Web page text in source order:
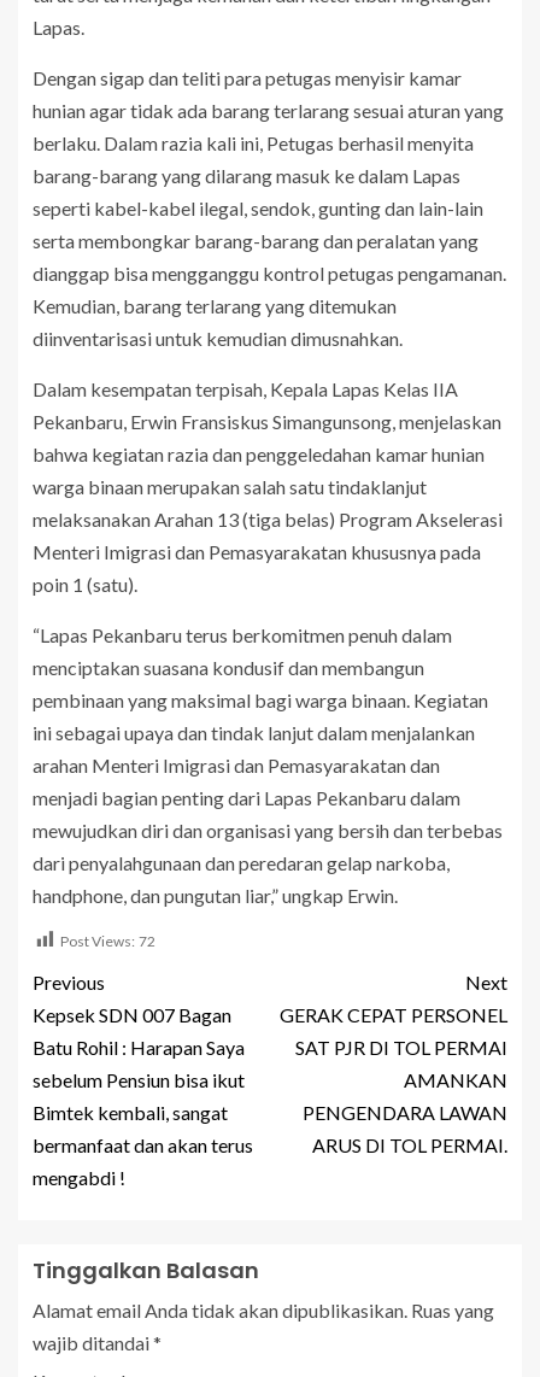
Lapas.
Dengan sigap dan teliti para petugas menyisir kamar
hunian agar tidak ada barang terlarang sesuai aturan yang
berlaku. Dalam razia kali ini, Petugas berhasil menyita
barang-barang yang dilarang masuk ke dalam Lapas
seperti kabel-kabel ilegal, sendok, gunting dan lain-lain
serta membongkar barang-barang dan peralatan yang
dianggap bisa mengganggu kontrol petugas pengamanan.
Kemudian, barang terlarang yang ditemukan
diinventarisasi untuk kemudian dimusnahkan.
Dalam kesempatan terpisah, Kepala Lapas Kelas IIA
Pekanbaru, Erwin Fransiskus Simangunsong, menjelaskan
bahwa kegiatan razia dan penggeledahan kamar hunian
warga binaan merupakan salah satu tindaklanjut
melaksanakan Arahan 13 (tiga belas) Program Akselerasi
Menteri Imigrasi dan Pemasyarakatan khususnya pada
poin 1 (satu).
“Lapas Pekanbaru terus berkomitmen penuh dalam
menciptakan suasana kondusif dan membangun
pembinaan yang maksimal bagi warga binaan. Kegiatan
ini sebagai upaya dan tindak lanjut dalam menjalankan
arahan Menteri Imigrasi dan Pemasyarakatan dan
menjadi bagian penting dari Lapas Pekanbaru dalam
mewujudkan diri dan organisasi yang bersih dan terbebas
dari penyalahgunaan dan peredaran gelap narkoba,
handphone, dan pungutan liar,” ungkap Erwin.
Post Views: 72
Previous
Kepsek SDN 007 Bagan
Batu Rohil : Harapan Saya
sebelum Pensiun bisa ikut
Bimtek kembali, sangat
bermanfaat dan akan terus
mengabdi !
Next
GERAK CEPAT PERSONEL
SAT PJR DI TOL PERMAI
AMANKAN
PENGENDARA LAWAN
ARUS DI TOL PERMAI.
Tinggalkan Balasan
Alamat email Anda tidak akan dipublikasikan. Ruas yang
wajib ditandai*